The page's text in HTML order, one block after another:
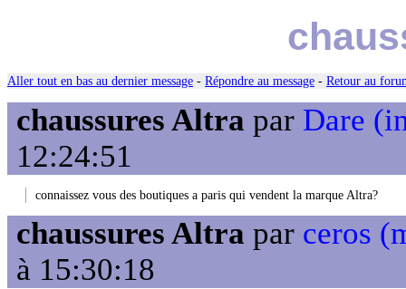
Aller tout en bas au dernier message - Répondre au message - Retour au
chaussures Altra par Dare
12:24:51
connaissez vous des boutiques a paris qui vendent la marque Altra?
chaussures Altra par ceros
à 15:30:18